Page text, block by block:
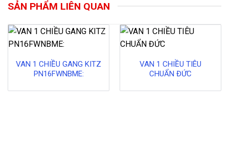
SẢN PHẨM LIÊN QUAN
VAN 1 CHIỀU GANG KITZ
PN16FWNBME:
VAN 1 CHIỀU TIÊU
CHUẨN ĐỨC